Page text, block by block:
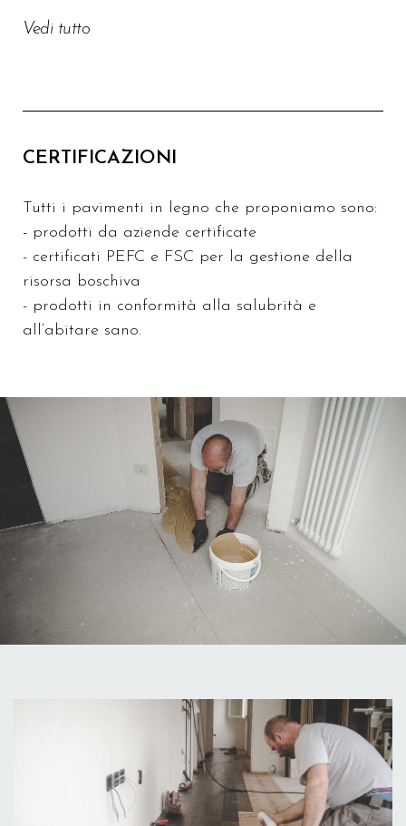
Vedi tutto
CERTIFICAZIONI
Tutti i pavimenti in legno che proponiamo sono:
- prodotti da aziende certificate
- certificati PEFC e FSC per la gestione della
risorsa boschiva
- prodotti in conformità alla salubrità e
all’abitare sano.